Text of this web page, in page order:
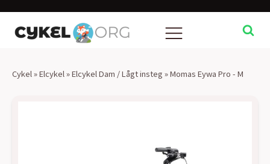
Cykel »Elcykel »Elcykel Dam / Lågt insteg »Momas Eywa Pro - M